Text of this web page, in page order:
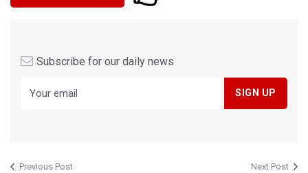
Subscribe for our daily news
Previous Post Next Post